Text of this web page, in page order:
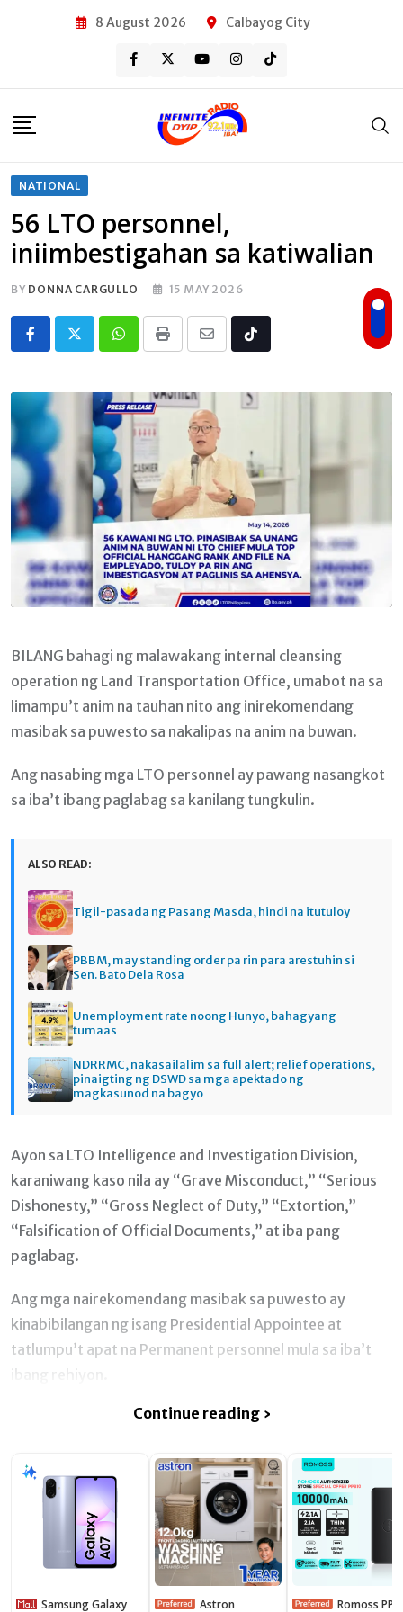
8 August 2026 Calbayog City
NATIONAL
56 LTO personnel,
iniimbestigahan sa katiwalian
BY DONNA CARGULLO 15 MAY 2026
Whatsapp
Print
Share
Email
Tiktok
BILANG bahagi ng malawakang internal cleansing
operation ng Land Transportation Office, umabot na sa
limampu’t anim na tauhan nito ang inirekomendang
masibak sa puwesto sa nakalipas na anim na buwan.
Ang nasabing mga LTO personnel ay pawang nasangkot
sa iba’t ibang paglabag sa kanilang tungkulin.
ALSO READ:
Tigil-pasada ng Pasang Masda, hindi na itutuloy
PBBM, may standing order pa rin para arestuhin si
Sen. Bato Dela Rosa
Unemployment rate noong Hunyo, bahagyang
tumaas
NDRRMC, nakasailalim sa full alert; relief operations,
pinaigting ng DSWD sa mga apektado ng
magkasunod na bagyo
Ayon sa LTO Intelligence and Investigation Division,
karaniwang kaso nila ay “Grave Misconduct,” “Serious
Dishonesty,” “Gross Neglect of Duty,” “Extortion,”
“Falsification of Official Documents,” at iba pang
paglabag.
Ang mga nairekomendang masibak sa puwesto ay
kinabibilangan ng isang Presidential Appointee at
tatlumpu’t apat na Permanent personnel mula sa iba’t
Continue reading ›
Samsung Galaxy
Romoss PPB10